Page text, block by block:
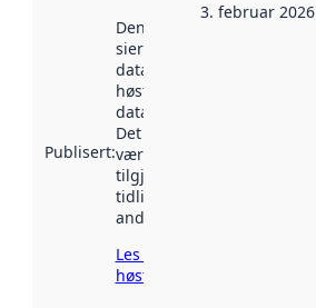
Publisert:
Denne datoen
sier når
datasettet ble
høstet av
data.norge.no.
Det kan ha
vært
tilgjengelig
tidligere
andre steder.
Les mer om
høsting her
3. februar 2026